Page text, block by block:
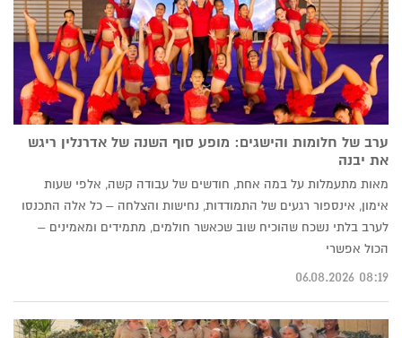
ערב של חלומות והישגים: מופע סוף השנה של אדרנלין ריגש
את יבנה
מאות מתעמלות על במה אחת, חודשים של עבודה קשה, אלפי שעות
אימון, אינספור רגעים של התמודדות, נחישות והצלחה – כל אלה התכנסו
לערב בלתי נשכח שהוכיח שוב שכאשר חולמים, מתמידים ומאמינים –
הכול אפשרי
08:19 06.08.2026